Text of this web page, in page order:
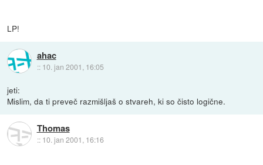
LP!
ahac
:: 10. jan 2001, 16:05
jeti:
Mislim, da ti preveč razmišljaš o stvareh, ki so čisto logične.
Thomas
:: 10. jan 2001, 16:16